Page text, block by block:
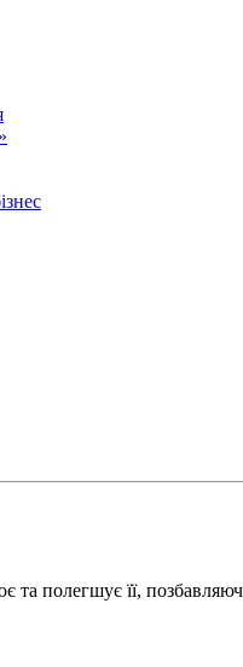
та полегшує її,